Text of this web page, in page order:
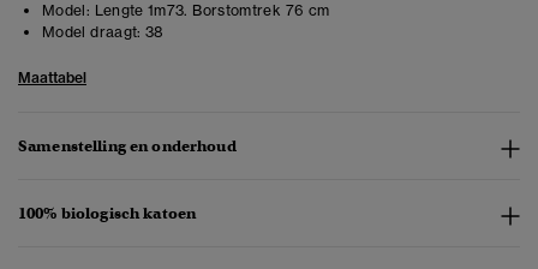
Model: Lengte 1m73. Borstomtrek 76 cm
Model draagt: 38
Maattabel
Samenstelling en onderhoud
100% biologisch katoen